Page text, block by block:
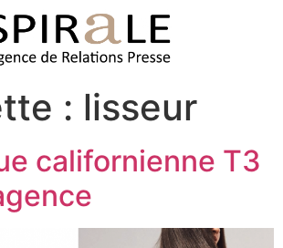
: lisseur
californienne T3